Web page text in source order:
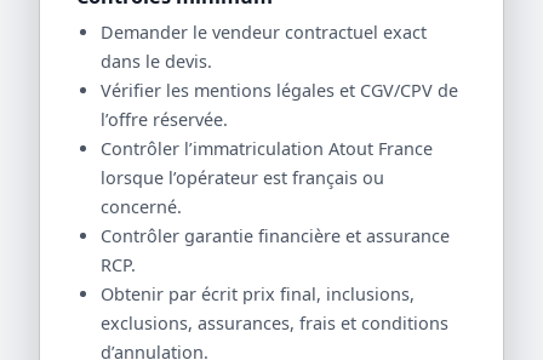
Demander le vendeur contractuel exact
dans le devis.
Vérifier les mentions légales et CGV/CPV de
l’offre réservée.
Contrôler l’immatriculation Atout France
lorsque l’opérateur est français ou
concerné.
Contrôler garantie financière et assurance
RCP.
Obtenir par écrit prix final, inclusions,
exclusions, assurances, frais et conditions
d’annulation.